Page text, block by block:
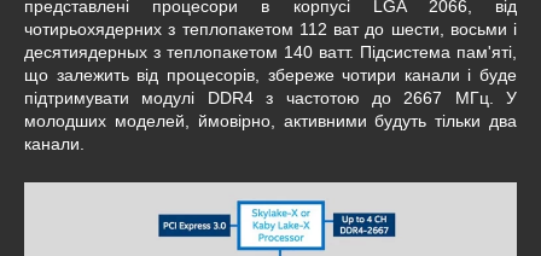
представлені процесори в корпусі LGA 2066, від
чотирьохядерних з теплопакетом 112 ват до шести, восьми і
десятиядерных з теплопакетом 140 ватт. Підсистема пам'яті,
що залежить від процесорів, збереже чотири канали і буде
підтримувати модулі DDR4 з частотою до 2667 МГц. У
молодших моделей, ймовірно, активними будуть тільки два
канали.